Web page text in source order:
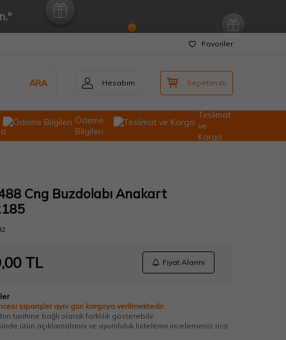
Favoriler
ARA Hesabım Sepetim (0)
Ödeme
Bilgileri
Teslimat
ve
Kargo
Cng Buzdolabı Anakart
TL Fiyat Alarmı
siparişler aynı gün kargoya verilmektedir.
tarihine bağlı olarak farklılık gösterebilir.
ürün açıklamalarını ve uyumluluk listelerini incelemeniz rica